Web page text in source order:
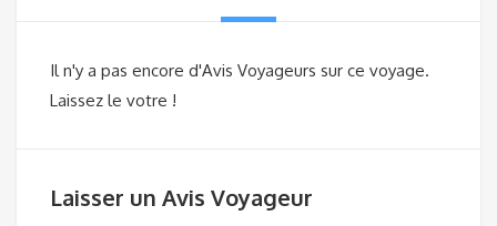
Il n'y a pas encore d'Avis Voyageurs sur ce voyage.
Laissez le votre !
Laisser un Avis Voyageur